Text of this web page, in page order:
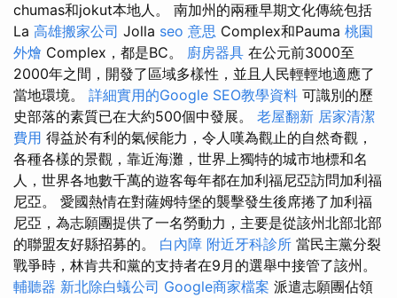
chumas和jokut本地人。 南加州的兩種早期文化傳統包括
La 高雄搬家公司 Jolla seo 意思 Complex和Pauma 桃園
外燴 Complex，都是BC。 廚房器具 在公元前3000至
2000年之間，開發了區域多樣性，並且人民輕輕地適應了
當地環境。 詳細實用的Google SEO教學資料 可識別的歷
史部落的素質已在大約500個中發展。 老屋翻新 居家清潔
費用 得益於有利的氣候能力，令人嘆為觀止的自然奇觀，
各種各樣的景觀，靠近海灘，世界上獨特的城市地標和名
人，世界各地數千萬的遊客每年都在加利福尼亞訪問加利福
尼亞。 愛國熱情在對薩姆特堡的襲擊發生後席捲了加利福
尼亞，為志願團提供了一名勞動力，主要是從該州北部北部
的聯盟友好縣招募的。 白內障 附近牙科診所 當民主黨分裂
戰爭時，林肯共和黨的支持者在9月的選舉中接管了該州。
輔聽器 新北除白蟻公司 Google商家檔案 派遣志願團佔領